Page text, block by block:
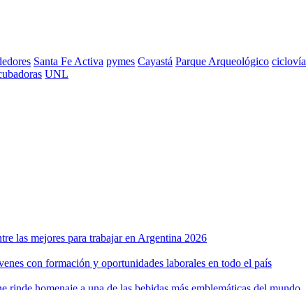
Santa Fe Activa pymes Cayastá Parque Arqueológico ciclovía
UNL
las mejores para trabajar en Argentina 2026
con formación y oportunidades laborales en todo el país